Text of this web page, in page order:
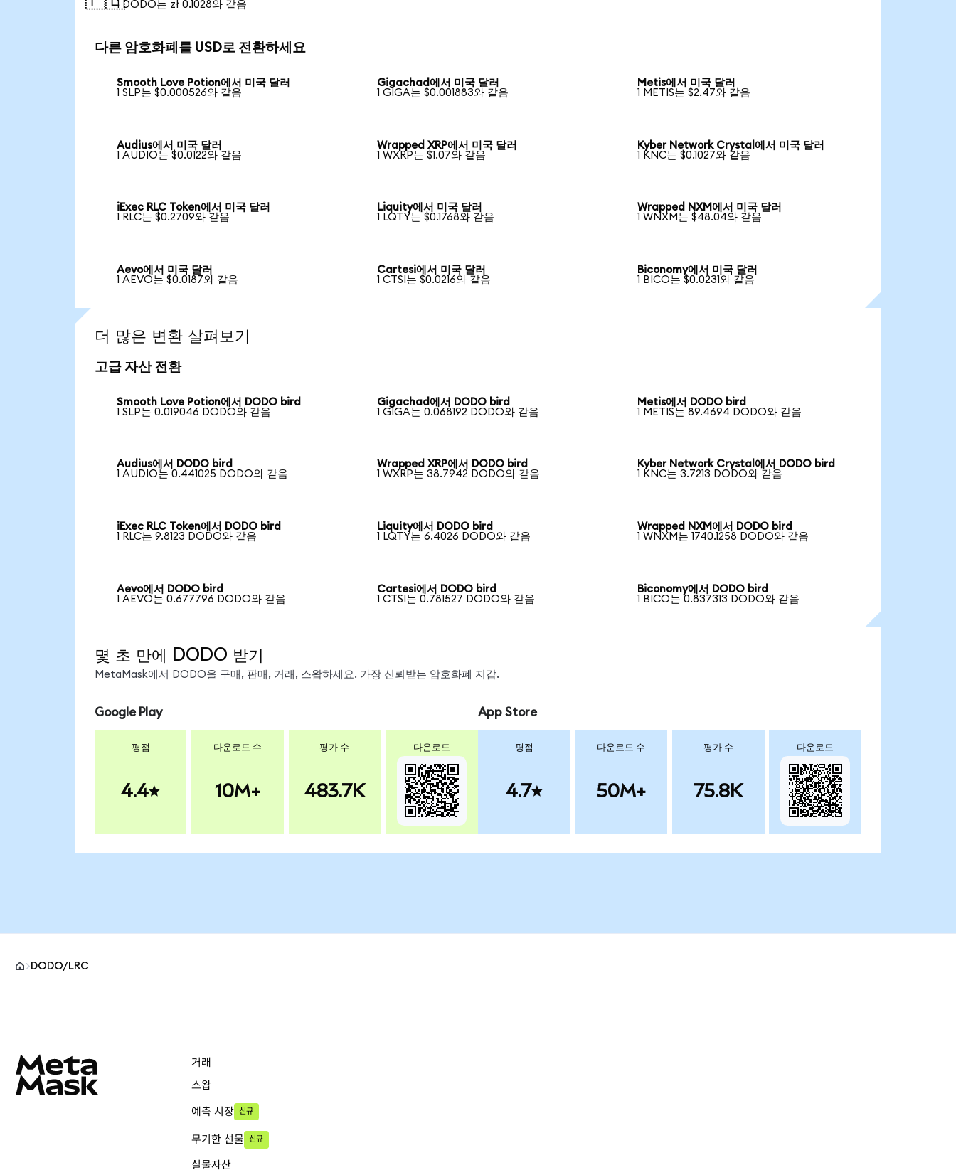
1 DODO는 zł 0.1028와 같음
다른 암호화폐를 USD로 전환하세요
Smooth Love Potion에서 미국 달러
1 SLP는 $0.000526와 같음
Gigachad에서 미국 달러
1 GIGA는 $0.001883와 같음
Metis에서 미국 달러
1 METIS는 $2.47와 같음
Audius에서 미국 달러
1 AUDIO는 $0.0122와 같음
Wrapped XRP에서 미국 달러
1 WXRP는 $1.07와 같음
Kyber Network Crystal에서 미국 달러
1 KNC는 $0.1027와 같음
iExec RLC Token에서 미국 달러
1 RLC는 $0.2709와 같음
Liquity에서 미국 달러
1 LQTY는 $0.1768와 같음
Wrapped NXM에서 미국 달러
1 WNXM는 $48.04와 같음
Aevo에서 미국 달러
1 AEVO는 $0.0187와 같음
Cartesi에서 미국 달러
1 CTSI는 $0.0216와 같음
Biconomy에서 미국 달러
1 BICO는 $0.0231와 같음
더 많은 변환 살펴보기
고급 자산 전환
Smooth Love Potion에서 DODO bird
1 SLP는 0.019046 DODO와 같음
Gigachad에서 DODO bird
1 GIGA는 0.068192 DODO와 같음
Metis에서 DODO bird
1 METIS는 89.4694 DODO와 같음
Audius에서 DODO bird
1 AUDIO는 0.441025 DODO와 같음
Wrapped XRP에서 DODO bird
1 WXRP는 38.7942 DODO와 같음
Kyber Network Crystal에서 DODO bird
1 KNC는 3.7213 DODO와 같음
iExec RLC Token에서 DODO bird
1 RLC는 9.8123 DODO와 같음
Liquity에서 DODO bird
1 LQTY는 6.4026 DODO와 같음
Wrapped NXM에서 DODO bird
1 WNXM는 1740.1258 DODO와 같음
Aevo에서 DODO bird
1 AEVO는 0.677796 DODO와 같음
Cartesi에서 DODO bird
1 CTSI는 0.781527 DODO와 같음
Biconomy에서 DODO bird
1 BICO는 0.837313 DODO와 같음
몇 초 만에 DODO 받기
MetaMask에서 DODO을 구매, 판매, 거래, 스왑하세요. 가장 신뢰받는 암호화폐 지갑.
Google Play
평점
4.4
다운로드 수
10M+
평가 수
483.7K
다운로드
App Store
평점
4.7
다운로드 수
50M+
평가 수
75.8K
다운로드
DODO/LRC
거래
스왑
예측 시장 신규
무기한 선물 신규
실물자산